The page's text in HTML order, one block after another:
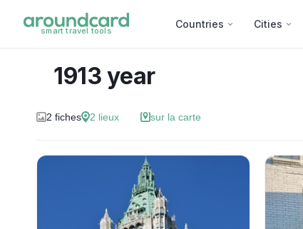
smart travel tools
Countries Cities
1913 year
2 fiches 2 lieux sur la carte